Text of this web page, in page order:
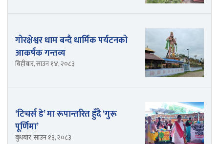
गोरक्षेश्वर धाम बन्दै धार्मिक पर्यटनको
आकर्षक गन्तव्य
बिहीबार, साउन १४, २०८३
‘टिचर्स डे’ मा रूपान्तरित हुँदै ‘गुरू
पूर्णिमा’
बुधबार, साउन १३, २०८३